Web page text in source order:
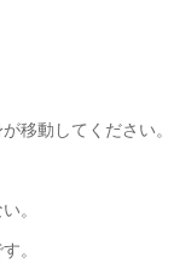
移動してください。
。
。